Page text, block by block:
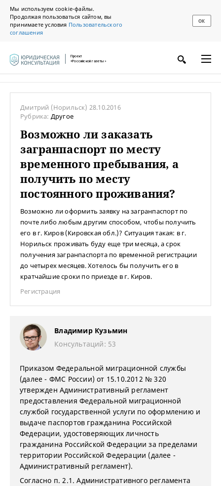
Мы используем cookie-файлы.
Продолжая пользоваться сайтом, вы
принимаете условия Пользовательского
соглашения
ОК
Проект
«Российской газеты»
Дмитрий (Норильск) 28.10.2016
Рубрика: Другое
Возможно ли заказать
загранпаспорт по месту
временного пребывания, а
получить по месту
постоянного проживания?
Возможно ли оформить заявку на загранпаспорт по
почте либо любым другим способом, чтобы получить
его в г. Киров (Кировская обл.)? Ситуация такая: в г.
Норильск проживать буду еще три месяца, а срок
получения загранпаспорта по временной регистрации
до четырех месяцев. Хотелось бы получить его в
кратчайшие сроки по приезде в г. Киров.
Регистрация
Владимир Кузьмин
Консультаций: 53
Приказом Федеральной миграционной службы
(далее - ФМС России) от 15.10.2012 №320
утвержден Административный регламент
предоставления Федеральной миграционной
службой государственной услуги по оформлению и
выдаче паспортов гражданина Российской
Федерации, удостоверяющих личность
гражданина Российской Федерации за пределами
территории Российской Федерации (далее -
Административный регламент).
Согласно п.2.1. Административного регламента